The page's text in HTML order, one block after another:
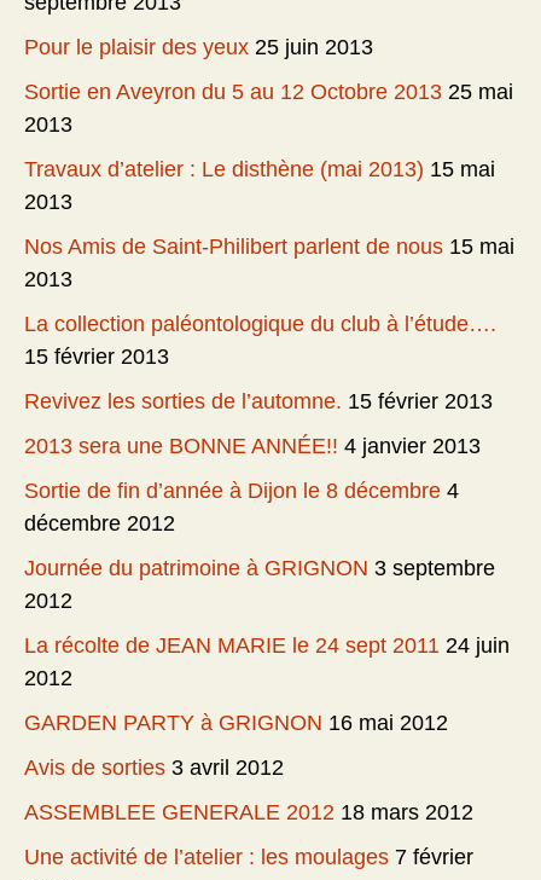
Pour le plaisir des yeux 25 juin 2013
Sortie en Aveyron du 5 au 12 Octobre 2013 25 mai
2013
Travaux d’atelier : Le disthène (mai 2013) 15 mai
2013
Nos Amis de Saint-Philibert parlent de nous 15 mai
2013
La collection paléontologique du club à l’étude….
15 février 2013
Revivez les sorties de l’automne. 15 février 2013
2013 sera une BONNE ANNÉE!! 4 janvier 2013
Sortie de fin d’année à Dijon le 8 décembre 4
décembre 2012
Journée du patrimoine à GRIGNON 3 septembre
2012
La récolte de JEAN MARIE le 24 sept 2011 24 juin
2012
GARDEN PARTY à GRIGNON 16 mai 2012
Avis de sorties 3 avril 2012
ASSEMBLEE GENERALE 2012 18 mars 2012
Une activité de l’atelier : les moulages 7 février